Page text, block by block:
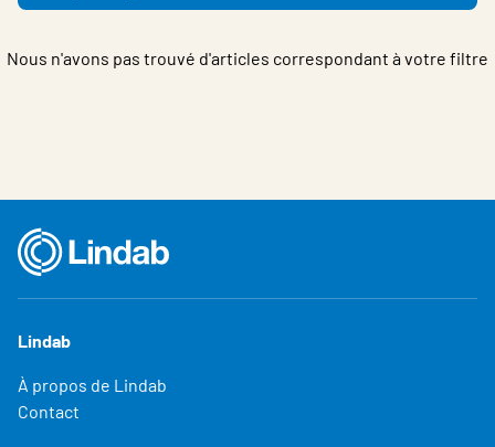
Nous n'avons pas trouvé d'articles correspondant à votre filtre
Lindab
À propos de Lindab
Contact